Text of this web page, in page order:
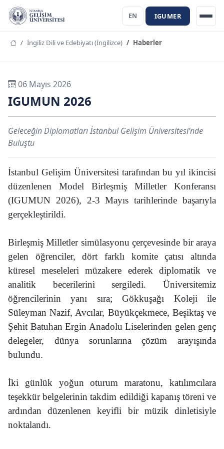
EN IGUMER
İngiliz Dili ve Edebiyatı (İngilizce) Haberler
06 Mayıs 2026
IGUMUN 2026
Geleceğin Diplomatları İstanbul Gelişim Üniversitesi’nde
Buluştu
İstanbul Gelişim Üniversitesi tarafından bu yıl ikincisi
düzenlenen Model Birleşmiş Milletler Konferansı
(IGUMUN 2026), 2-3 Mayıs tarihlerinde başarıyla
gerçekleştirildi.
Birleşmiş Milletler simülasyonu çerçevesinde bir araya
gelen öğrenciler, dört farklı komite çatısı altında
küresel meseleleri müzakere ederek diplomatik ve
analitik becerilerini sergiledi. Üniversitemiz
öğrencilerinin yanı sıra; Gökkuşağı Koleji ile
Süleyman Nazif, Avcılar, Büyükçekmece, Beşiktaş ve
Şehit Batuhan Ergin Anadolu Liselerinden gelen genç
delegeler, dünya sorunlarına çözüm arayışında
bulundu.
İki günlük yoğun oturum maratonu, katılımcılara
teşekkür belgelerinin takdim edildiği kapanış töreni ve
ardından düzenlenen keyifli bir müzik dinletisiyle
noktalandı.